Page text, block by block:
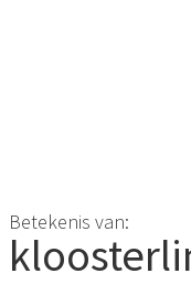
Betekenis van: